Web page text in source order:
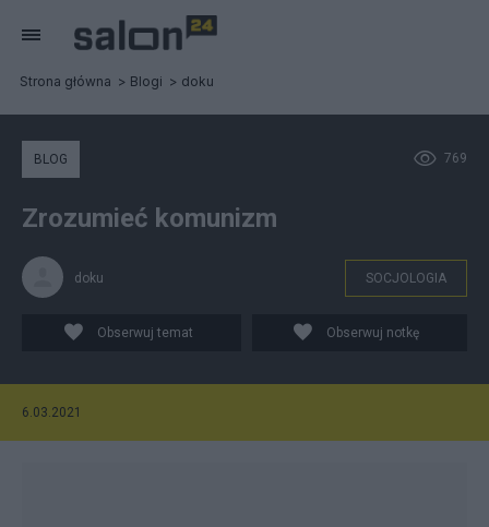
Strona główna Blogi doku
769
BLOG
Zrozumieć komunizm
doku SOCJOLOGIA
Obserwuj temat Obserwuj notkę
6.03.2021